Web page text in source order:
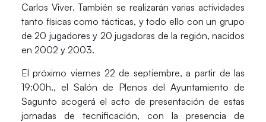
Carlos Viver. También se realizarán varias actividades
tanto físicas como tácticas, y todo ello con un grupo
de 20 jugadores y 20 jugadoras de la región, nacidos
en 2002 y 2003.
El próximo viernes 22 de septiembre, a partir de las
19:00h., el Salón de Plenos del Ayuntamiento de
Sagunto acogerá el acto de presentación de estas
jornadas de tecnificación, con la presencia de